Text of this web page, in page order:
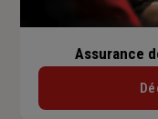
Assurance